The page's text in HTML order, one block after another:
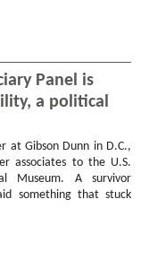
Panel is
a political
at Gibson Dunn in D.C.,
associates to the U.S.
Museum. A survivor
something that stuck